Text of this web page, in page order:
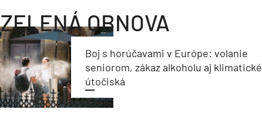
ZELENÁ OBNOVA
Boj s horúčavami v Európe: volanie
seniorom, zákaz alkoholu aj klimatické
útočiská